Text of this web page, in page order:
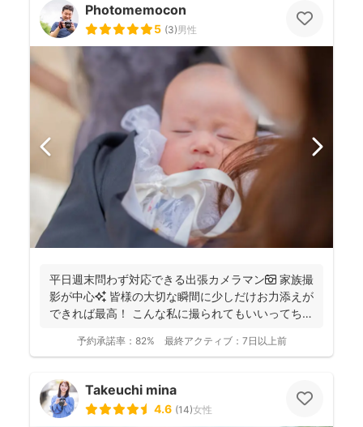
Photomemocon
5 (3)男性
平日週末問わず対応できる出張カメラマン📷 家族撮
影が中心✨ 皆様の大切な瞬間に少しだけお力添えが
できれば最高！ こんな私に撮られてもいいってちら
予約承諾率： 82% 最終アクティブ： 7日以上前
Takeuchi mina
4.6 (14)女性